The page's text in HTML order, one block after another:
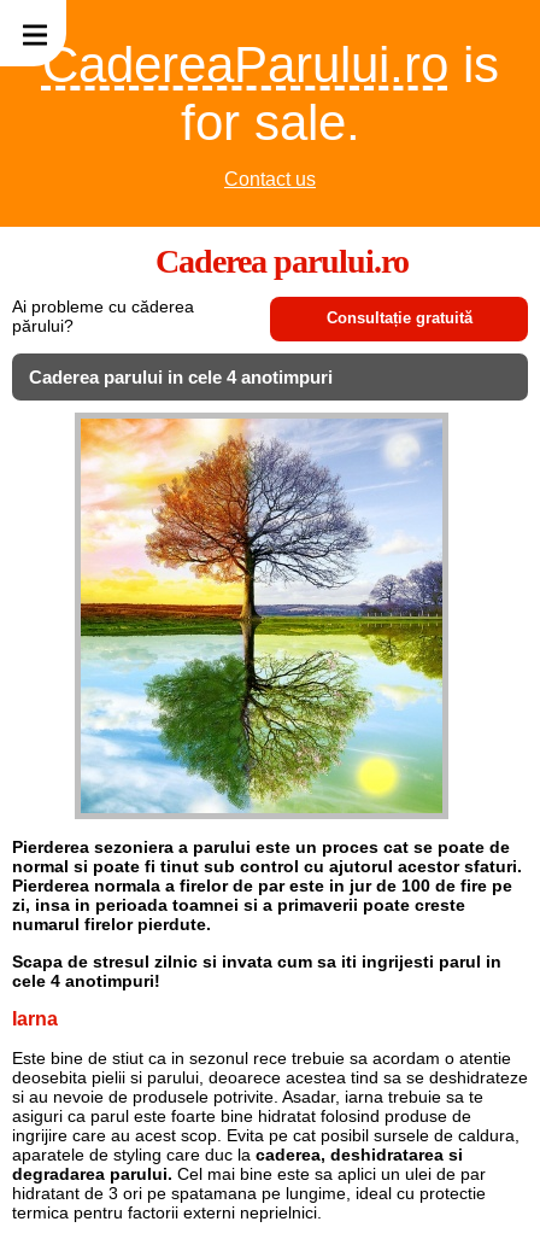
CadereaParului.ro is
for sale.
Contact us
Caderea parului.ro
Ai probleme cu căderea
părului?
Consultație gratuită
Caderea parului in cele 4 anotimpuri
Pierderea sezoniera a parului este un proces cat se poate de
normal si poate fi tinut sub control cu ajutorul acestor sfaturi.
Pierderea normala a firelor de par este in jur de 100 de fire pe
zi, insa in perioada toamnei si a primaverii poate creste
numarul firelor pierdute.
Scapa de stresul zilnic si invata cum sa iti ingrijesti parul in
cele 4 anotimpuri!
Iarna
Este bine de stiut ca in sezonul rece trebuie sa acordam o atentie
deosebita pielii si parului, deoarece acestea tind sa se deshidrateze
si au nevoie de produsele potrivite. Asadar, iarna trebuie sa te
asiguri ca parul este foarte bine hidratat folosind produse de
ingrijire care au acest scop. Evita pe cat posibil sursele de caldura,
aparatele de styling care duc la caderea, deshidratarea si
degradarea parului. Cel mai bine este sa aplici un ulei de par
hidratant de 3 ori pe spatamana pe lungime, ideal cu protectie
termica pentru factorii externi neprielnici.